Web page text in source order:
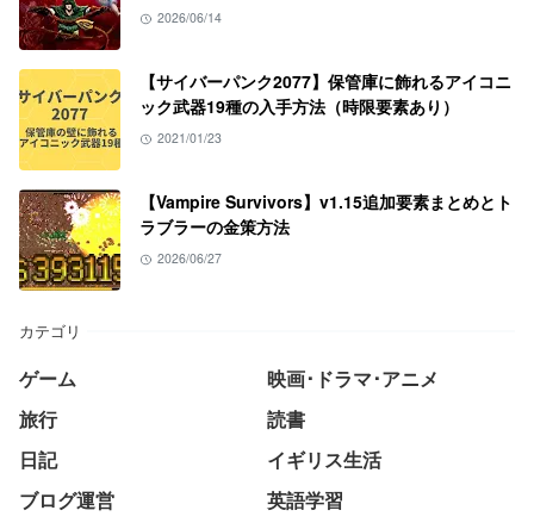
2026/06/14
【サイバーパンク2077】保管庫に飾れるアイコニ
ック武器19種の入手方法（時限要素あり）
2021/01/23
【Vampire Survivors】v1.15追加要素まとめとト
ラブラーの金策方法
2026/06/27
カテゴリ
ゲーム
映画･ドラマ･アニメ
旅行
読書
日記
イギリス生活
ブログ運営
英語学習